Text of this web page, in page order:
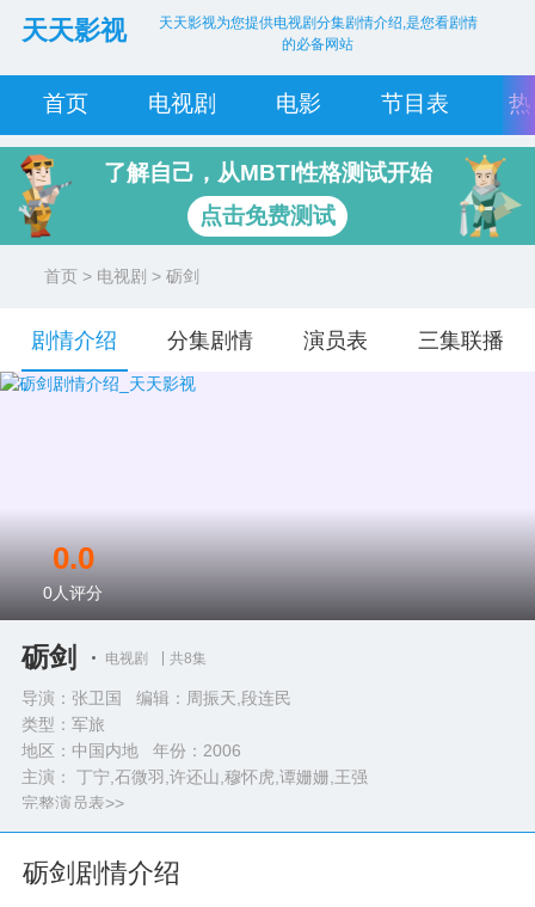
天天影视
天天影视为您提供电视剧分集剧情介绍,是您看剧情
的必备网站
首页 电视剧 电影 节目表
了解自己，从MBTI性格测试开始
点击免费测试
首页 > 电视剧 > 砺剑
剧情介绍 分集剧情 演员表 三集联播
砺剑 电视剧 共8集
导演：张卫国 编辑：周振天,段连民
类型： 军旅
地区：中国内地 年份： 2006
主演： 丁宁,石微羽,许还山,穆怀虎,谭姗姗,王强
完整演员表>>
0.0
0人评分
砺剑剧情介绍